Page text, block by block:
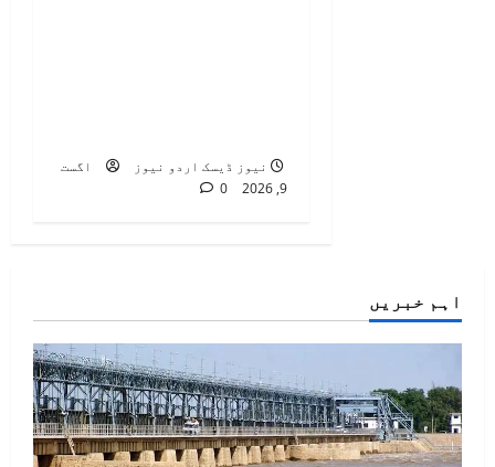
نیوز ڈیسک اردو نیوز
اگست
9, 2026
0
اہم خبریں